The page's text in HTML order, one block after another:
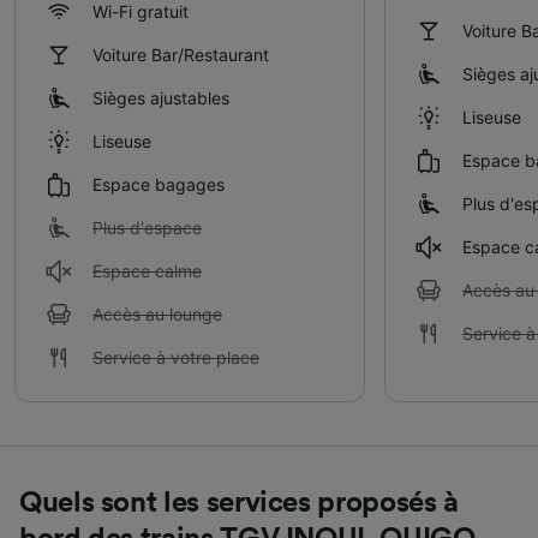
Wi-Fi gratuit
Voiture Bar/Restaurant
Sièges ajustables
Liseuse
Espace bagages
Plus d'espace
Espace calme
Accès au lounge
Service à votre place
Voiture
Sièges
Liseuse
Espace
Plus
Espace
Accès
Service
Quels sont les services proposés à